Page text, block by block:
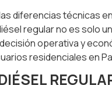
diferencias técnicas
regular no es solo
operativa y
residenciales en